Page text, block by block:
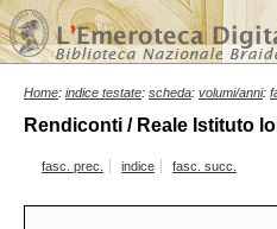
Home: indice testate: scheda: volumi/anni:
Rendiconti / Reale Istituto
fasc. prec. indice fasc. succ.